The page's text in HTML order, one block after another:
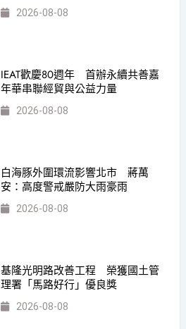
2026-08-08
IEAT歡慶80週年 首辦永續共善嘉
年華串聯經貿與公益力量
2026-08-08
白海豚外圍環流影響北市 蔣萬
安：高度警戒嚴防大雨豪雨
2026-08-08
基隆光明路改善工程 榮獲國土管
理署「馬路好行」優良獎
2026-08-08